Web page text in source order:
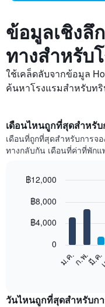
ข้อมูลเชิงลึ
ทางสำหรับ
ใช้เคล็ดลับจากข้อมูล
ค้นหาโรงแรมสำหรับท
เดือนไหนถูกที่สุดสำหรั
เดือนที่ถูกที่สุดสำหรับการจ
ทางกลับกัน เดือนที่ค่าที่พัก
chart
แสดง
graphic.
ม.ค.ก.พ.มี.ค.
0
฿4,000
฿8,000
฿12,000
วันไหนถูกที่สุดสำหรับก